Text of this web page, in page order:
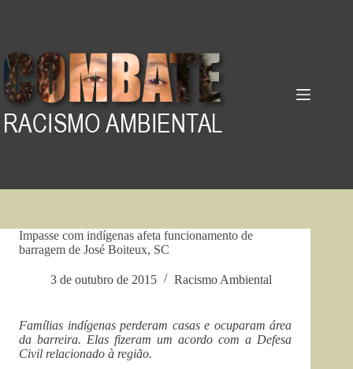
Impasse com indígenas afeta funcionamento de
barragem de José Boiteux, SC
3 de outubro de 2015 Racismo Ambiental
Famílias indígenas perderam casas e ocuparam área
da barreira. Elas fizeram um acordo com a Defesa
Civil relacionado à região.